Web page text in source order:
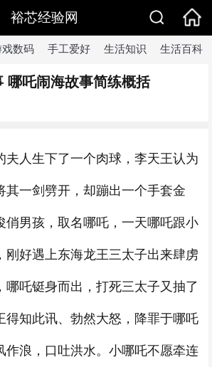
裕芯经验网
戏数码 手工爱好 生活知识 生活百科
哪吒闹海故事简练概括
夫人生下了一个肉球，李天王认为
其一剑劈开，却蹦出一个手套金
俏男孩，取名哪吒，一天哪吒跟小
刚好遇上东海龙王三太子出来肆虏
哪吒铤身而出，打死三太子又抽了
得知此讯、勃然大怒，降罪于哪吒
作浪，口吐洪水。小哪吒不愿牵连